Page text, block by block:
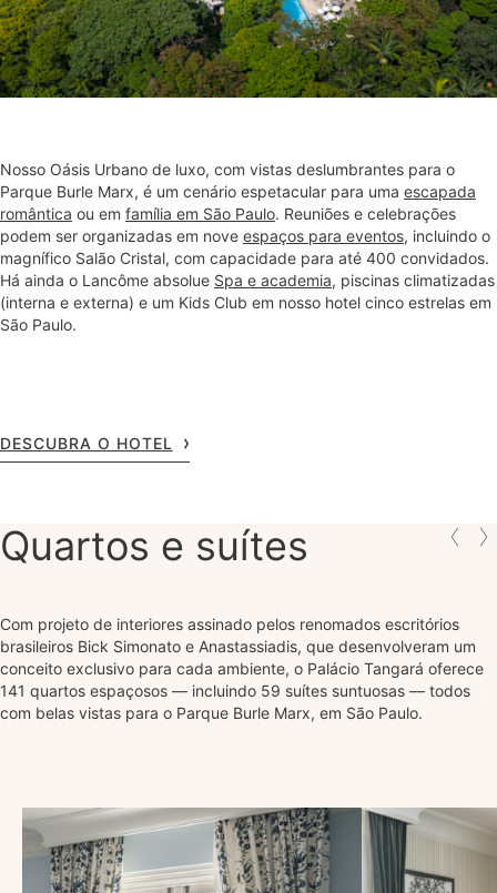
Nosso Oásis Urbano de luxo, com vistas deslumbrantes para o
Parque Burle Marx, é um cenário espetacular para uma escapada
romântica ou em família em São Paulo. Reuniões e celebrações
podem ser organizadas em nove espaços para eventos, incluindo o
magnífico Salão Cristal, com capacidade para até 400 convidados.
Há ainda o Lancôme absolue Spa e academia, piscinas climatizadas
(interna e externa) e um Kids Club em nosso hotel cinco estrelas em
São Paulo.
DESCUBRA O HOTEL
Quartos e suítes
Com projeto de interiores assinado pelos renomados escritórios
brasileiros Bick Simonato e Anastassiadis, que desenvolveram um
conceito exclusivo para cada ambiente, o Palácio Tangará oferece
141 quartos espaçosos — incluindo 59 suítes suntuosas — todos
com belas vistas para o Parque Burle Marx, em São Paulo.